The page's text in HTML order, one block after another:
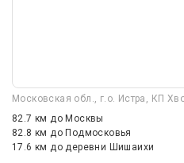
Московская обл., г.о. Истра, КП
82.7 кмдо Москвы
82.8 кмдо Подмосковья
17.6 кмдо деревни Шишаихи